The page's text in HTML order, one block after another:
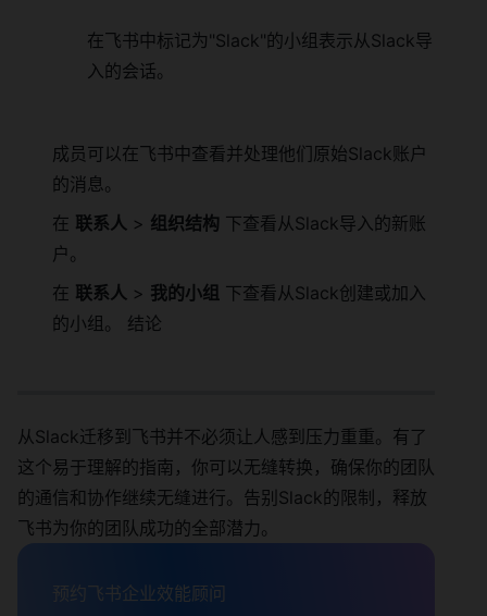
在飞书中标记为"Slack"的小组表示从Slack导
入的会话。
成员可以在飞书中查看并处理他们原始Slack账户
的消息。
在 联系人 > 组织结构 下查看从Slack导入的新账
户。
在 联系人 > 我的小组 下查看从Slack创建或加入
的小组。 结论
从Slack迁移到飞书并不必须让人感到压力重重。有了
这个易于理解的指南，你可以无缝转换，确保你的团队
的通信和协作继续无缝进行。告别Slack的限制，释放
飞书为你的团队成功的全部潜力。
预约飞书企业效能顾问